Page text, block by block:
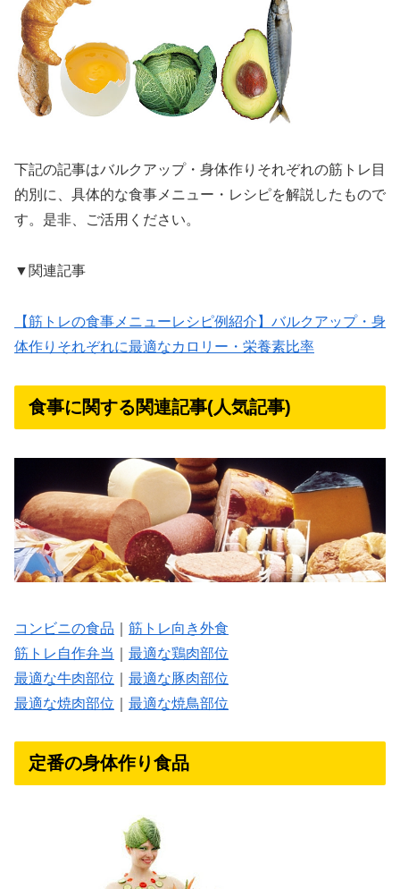
下記の記事はバルクアップ・身体作りそれぞれの筋トレ目
的別に、具体的な食事メニュー・レシピを解説したもので
す。是非、ご活用ください。
▼関連記事
【筋トレの食事メニューレシピ例紹介】バルクアップ・身
体作りそれぞれに最適なカロリー・栄養素比率
食事に関する関連記事(人気記事)
コンビニの食品
筋トレ向き外食
筋トレ自作弁当
最適な鶏肉部位
最適な牛肉部位
最適な豚肉部位
最適な焼肉部位
最適な焼鳥部位
定番の身体作り食品